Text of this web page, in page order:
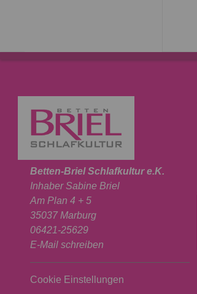
Betten-Briel Schlafkultur e.K.
Inhaber Sabine Briel
Am Plan 4 + 5
35037 Marburg
06421-25629
E-Mail schreiben
Cookie Einstellungen